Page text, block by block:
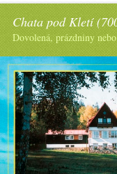
Chata pod Kletí
Dovolená, prázdniny